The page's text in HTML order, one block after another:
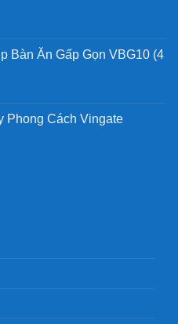
Bàn Ăn Gấp Gọn VBG10 (4
Phong Cách Vingate